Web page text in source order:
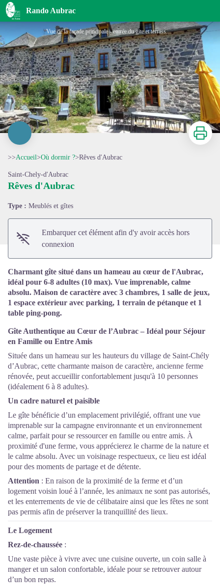
Rando Aubrac
Rêves d'Aubrac
Vue de la façade principale - entrée du gite et terrasse extérieure - propriétaire
Imprimer
>>Accueil>Où dormir ?>Rêves d'Aubrac
Saint-Chely-d'Aubrac
Rêves d'Aubrac
Type : Meublés et gîtes
Embarquer cet élément afin d'y avoir accès hors
connexion
Charmant gîte situé dans un hameau au cœur de l'Aubrac,
idéal pour 6-8 adultes (10 max). Vue imprenable, calme
absolu. Maison de caractère avec 3 chambres, 1 salle de jeux,
1 espace extérieur avec parking, 1 terrain de pétanque et 1
table ping-pong.
Gîte Authentique au Cœur de l’Aubrac – Idéal pour Séjour
en Famille ou Entre Amis
Située dans un hameau sur les hauteurs du village de Saint-Chély
d’Aubrac, cette charmante maison de caractère, ancienne ferme
rénovée, peut accueillir confortablement jusqu'à 10 personnes
(idéalement 6 à 8 adultes).
Un cadre naturel et paisible
Le gîte bénéficie d’un emplacement privilégié, offrant une vue
imprenable sur la campagne environnante et un environnement
calme, parfait pour se ressourcer en famille ou entre amis. À
proximité d'une ferme, vous apprécierez le charme de la nature et
le calme absolu. Avec un voisinage respectueux, ce lieu est idéal
pour des moments de partage et de détente.
Attention : En raison de la proximité de la ferme et d’un
logement voisin loué à l’année, les animaux ne sont pas autorisés,
et les enterrements de vie de célibataire ainsi que les fêtes ne sont
pas permis afin de préserver la tranquillité des lieux.
Le Logement
Rez-de-chaussée :
Une vaste pièce à vivre avec une cuisine ouverte, un coin salle à
manger et un salon confortable, idéale pour se retrouver autour
d’un bon repas.